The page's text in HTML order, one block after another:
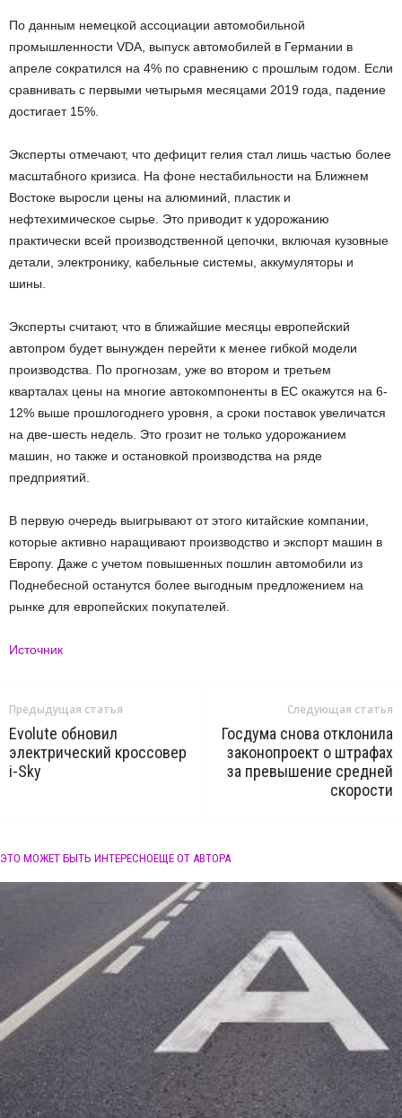
По данным немецкой ассоциации автомобильной
промышленности VDA, выпуск автомобилей в Германии в
апреле сократился на 4% по сравнению с прошлым годом. Если
сравнивать с первыми четырьмя месяцами 2019 года, падение
достигает 15%.
Эксперты отмечают, что дефицит гелия стал лишь частью более
масштабного кризиса. На фоне нестабильности на Ближнем
Востоке выросли цены на алюминий, пластик и
нефтехимическое сырье. Это приводит к удорожанию
практически всей производственной цепочки, включая кузовные
детали, электронику, кабельные системы, аккумуляторы и
шины.
Эксперты считают, что в ближайшие месяцы европейский
автопром будет вынужден перейти к менее гибкой модели
производства. По прогнозам, уже во втором и третьем
кварталах цены на многие автокомпоненты в ЕС окажутся на 6-
12% выше прошлогоднего уровня, а сроки поставок увеличатся
на две-шесть недель. Это грозит не только удорожанием
машин, но также и остановкой производства на ряде
предприятий.
В первую очередь выигрывают от этого китайские компании,
которые активно наращивают производство и экспорт машин в
Европу. Даже с учетом повышенных пошлин автомобили из
Поднебесной останутся более выгодным предложением на
рынке для европейских покупателей.
Источник
Предыдущая статья
Evolute обновил
электрический кроссовер
i-Sky
Следующая статья
Госдума снова отклонила
законопроект о штрафах
за превышение средней
скорости
ЭТО МОЖЕТ БЫТЬ ИНТЕРЕСНОЕЩЕ ОТ АВТОРА